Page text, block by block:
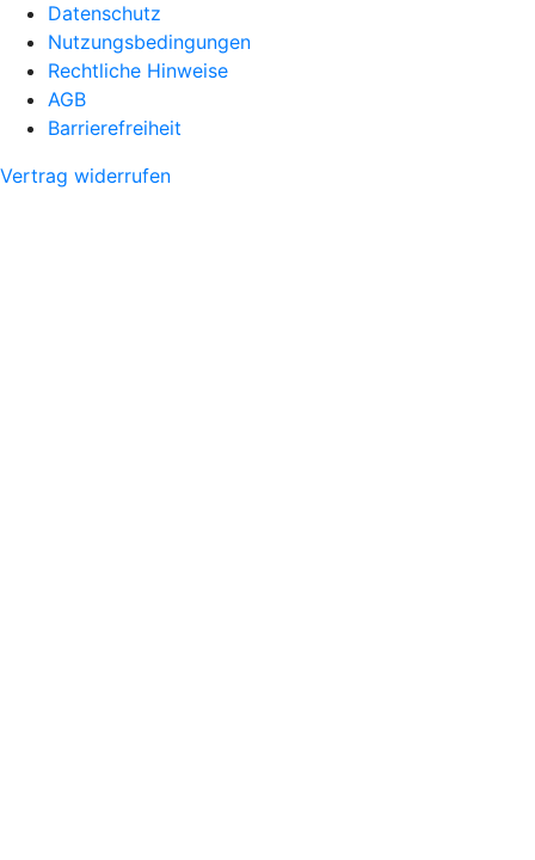
Datenschutz
Nutzungsbedingungen
Rechtliche Hinweise
AGB
Barrierefreiheit
Vertrag widerrufen